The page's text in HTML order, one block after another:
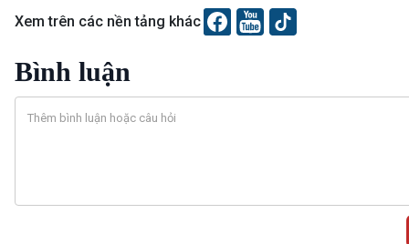
Xem trên các nền tảng khác
Bình luận